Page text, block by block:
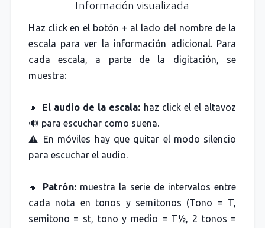
Información visualizada
Haz click en el botón + al lado del nombre de la
escala para ver la información adicional. Para
cada escala, a parte de la digitación, se
muestra:
🔸 El audio de la escala: haz click el el altavoz
🔊 para escuchar como suena.
⚠️ En móviles hay que quitar el modo silencio
para escuchar el audio.
🔸 Patrón:muestra la serie de intervalos entre
cada nota en tonos y semitonos (Tono = T,
semitono = st, tono y medio = T½, 2 tonos =